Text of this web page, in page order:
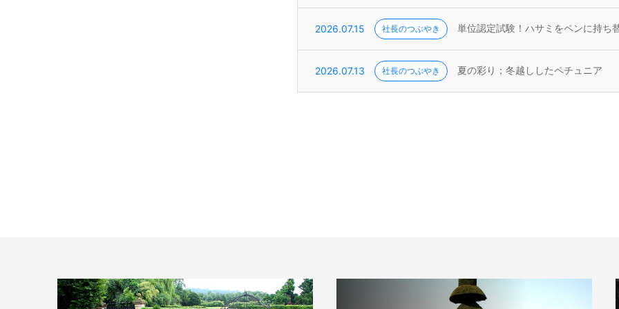
2026.07.15 社長のつぶやき 単位認定試験！ハサミをペンに持ち
2026.07.13 社長のつぶやき 夏の彩り；冬越ししたペチュニア